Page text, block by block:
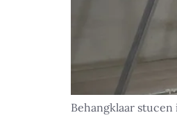
Behangklaar